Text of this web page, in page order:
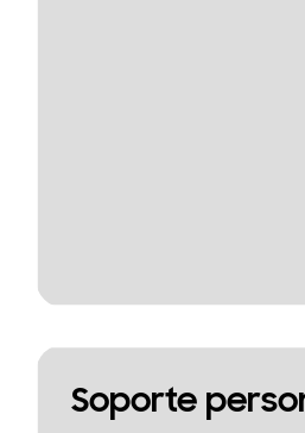
Soporte